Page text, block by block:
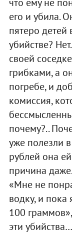
что ему не
его и убила.
пятеро детей
убийстве?
своей
грибками, а
погребе, и
комиссия,
почему?..
уже полезли
рублей она
причина
«Мне не
водку, и
100
эти убийства…